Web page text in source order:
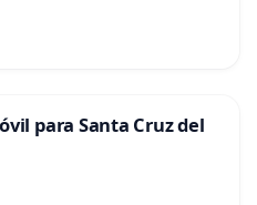
para Santa Cruz del